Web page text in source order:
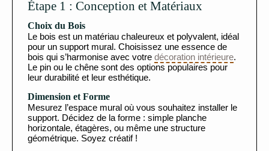
Étape 1 : Conception et Matériaux
Choix du Bois
Le bois est un matériau chaleureux et polyvalent, idéal
pour un support mural. Choisissez une essence de
bois qui s’harmonise avec votre décoration intérieure.
Le pin ou le chêne sont des options populaires pour
leur durabilité et leur esthétique.
Dimension et Forme
Mesurez l’espace mural où vous souhaitez installer le
support. Décidez de la forme : simple planche
horizontale, étagères, ou même une structure
géométrique. Soyez créatif !